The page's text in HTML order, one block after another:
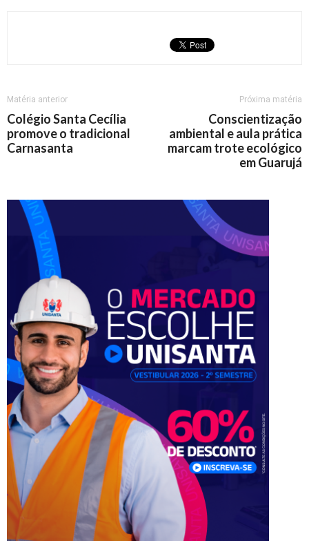
Matéria anterior
Colégio Santa Cecília
promove o tradicional
Carnasanta
Próxima matéria
Conscientização
ambiental e aula prática
marcam trote ecológico
em Guarujá